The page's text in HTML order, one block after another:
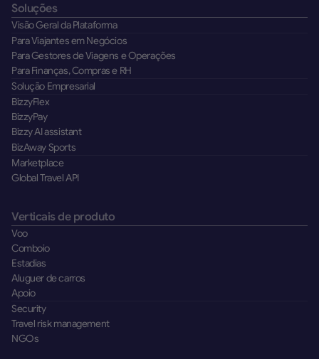
Soluções
Visão Geral da Plataforma
Para Viajantes em Negócios
Para Gestores de Viagens e Operações
Para Finanças, Compras e RH
Solução Empresarial
BizzyFlex
BizzyPay
Bizzy AI assistant
BizAway Sports
Marketplace
Global Travel API
Verticais de produto
Voo
Comboio
Estadias
Aluguer de carros
Apoio
Security
Travel risk management
NGOs